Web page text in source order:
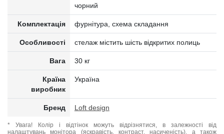
чорний
Комплектація фурнітура, схема складання
Особливості стелаж містить шість відкритих полиць
Вага 30 кг
Країна
виробник
Україна
Бренд Loft design
* Увага! Колір і відтінок можуть відрізнятися, в залежності від
налаштувань монітора (яскравість, контраст, насиченість), а також